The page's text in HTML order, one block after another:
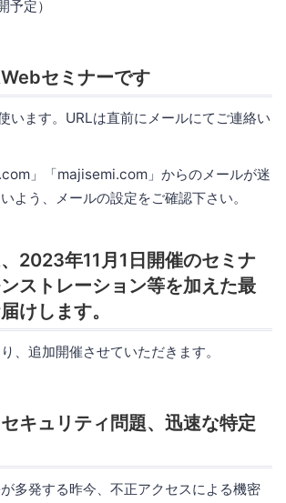
予定）
セミナーです
います。URLは直前にメールにてご連絡い
」「majisemi.com」からのメールが迷
よう、メールの設定をご確認下さい。
2023年11月1日開催のセミナ
ストレーション等を加えた最
けします。
、追加開催させていただきます。
キュリティ問題、迅速な特定
多発する昨今、不正アクセスによる機密